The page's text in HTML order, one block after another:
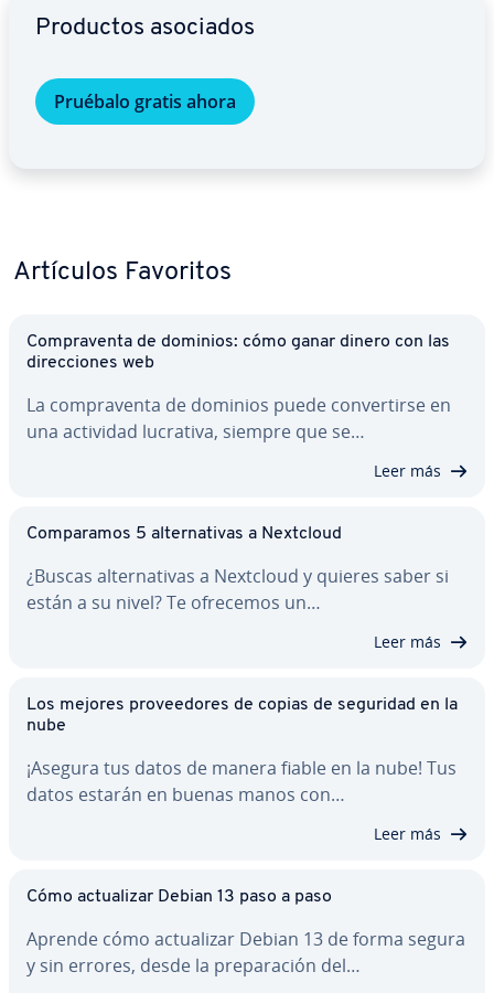
Productos asociados
Pruébalo gratis ahora
Artículos Favoritos
Co­m­pra­ve­n­ta de dominios: cómo ganar dinero con las
di­re­c­cio­nes web
La co­m­pra­ve­n­ta de dominios puede co­n­ve­r­ti­r­se en
una actividad lucrativa, siempre que se…
Leer más
Co­m­pa­ra­mos 5 al­te­r­na­ti­vas a Nextcloud
¿Buscas al­te­r­na­ti­vas a Nextcloud y quieres saber si
están a su nivel? Te ofrecemos un…
Leer más
Los mejores pro­vee­do­res de copias de seguridad en la
nube
¡Asegura tus datos de manera fiable en la nube! Tus
datos estarán en buenas manos con…
Leer más
Cómo ac­tua­li­zar Debian 13 paso a paso
Aprende cómo ac­tua­li­zar Debian 13 de forma segura
y sin errores, desde la pre­pa­ra­ción del…